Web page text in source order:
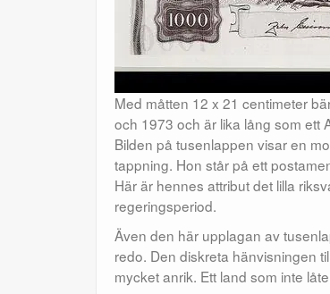
Med måtten 12 x 21 centimeter
och 1973 och är lika lång som ett
Bilden på tusenlappen visar en
tappning. Hon står på ett
Här är hennes attribut det lilla
regeringsperiod.
Även den här upplagan av
redo. Den diskreta hänvisningen
mycket anrik. Ett land som inte